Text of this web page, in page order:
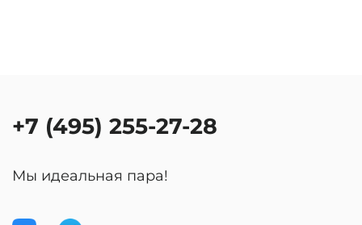
+7 (495) 255-27-28
Мы идеальная пара!